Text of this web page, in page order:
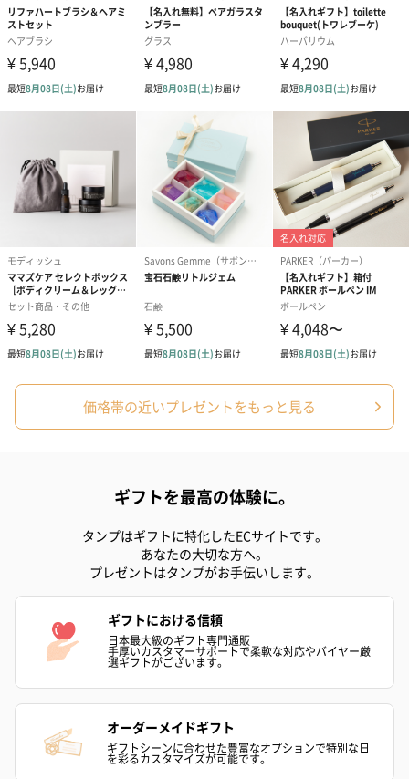
シーズンブーケ（ひま
わり）（1,880円）
ブーケ（ホワイトグリ
ーン）（1,650円）
ブーケ（ピン
（1,650円）
ドライフラワー・プリザーブドフラワー
自然のお花で作ったドライフラワー・プリザーブドフラワーを同
梱します。
一部花材が写真と異なる場合がございます。予めご了承くださ
ブーケ（ピンク）
ブーケ（ブルー）
（2,580円）
ぬいぐるみ
愛らしいぬいぐるみを同梱してお届けします。
誕生日・記念日・出産祝いなどのシーンにおすすめです。
価格帯の近いプレゼントをもっと見る
ギフトを最高の体験に。
タンプはギフトに特化したECサイトです。
あなたの大切な方へ。
プレゼントはタンプがお手伝いします。
ギフトにおける信頼
日本最大級のギフト専門通販
手厚いカスタマーサポートで柔軟な対応やバイヤー厳
選ギフトがございます。
オーダーメイドギフト
ギフトシーンに合わせた豊富なオプションで特別な日
を彩るカスタマイズが可能です。